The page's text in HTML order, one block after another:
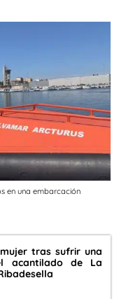
en una embarcación
tras sufrir una
acantilado de La